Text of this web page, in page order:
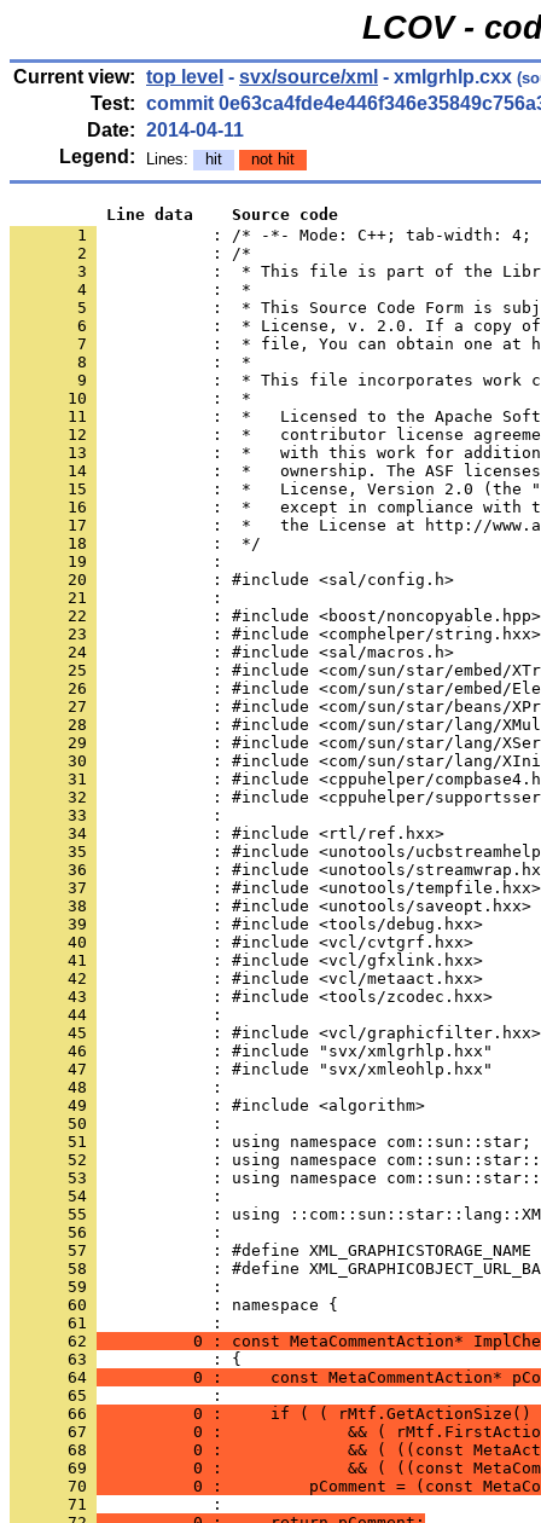
LCOV -
Current view: top level - svx/source/xml - xmlgrhlp.cxx
Test: commit
Date: 2014-04-11
Legend:
Lines: hit not hit
          Line data    Source code
       1
: /* -*- Mode: C++; tab-width:
       2
       3
       4
       5
       6
       7
       8
       9
      10
      11
      12
      13
      14
      15
      16
      17
      18
      19
      20
      21
      22
      23
      24
      25
      26
      27
      28
      29
      30
      31
      32
      33
      34
      35
      36
      37
      38
      39
      40
      41
      42
      43
      44
      45
      46
      47
      48
      49
      50
      51
      52
      53
      54
      55
      56
      57
      58
      59
      60
            : namespace {
      61
      62
0 : const MetaCommentAction*
      63
      64
0 :     const MetaCommentAction*
      65
      66
0 :     if ( ( rMtf.GetActionSize()
      67
0 :             && (
      68
0 :             && ( ((const
      69
0 :             && ( ((const
      70
0 :         pComment = (const
      71